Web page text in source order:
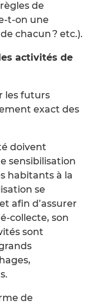
de
t-on une
chacun ? etc.).
activités de
les futurs
exact des
doivent
sensibilisation
habitants à la
se
afin d’assurer
collecte, son
sont
de